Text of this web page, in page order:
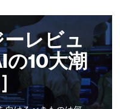
レビュ
の10大潮